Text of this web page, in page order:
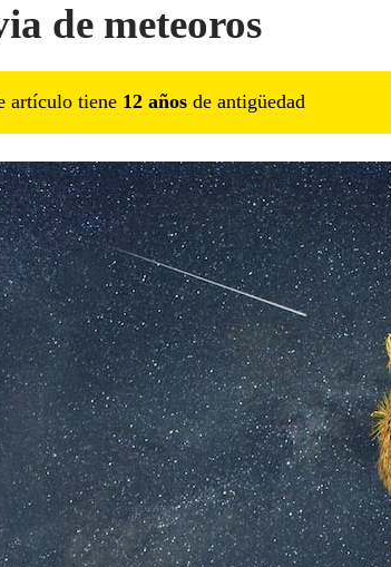
de meteoros
artículo tiene 12 años de antigüedad